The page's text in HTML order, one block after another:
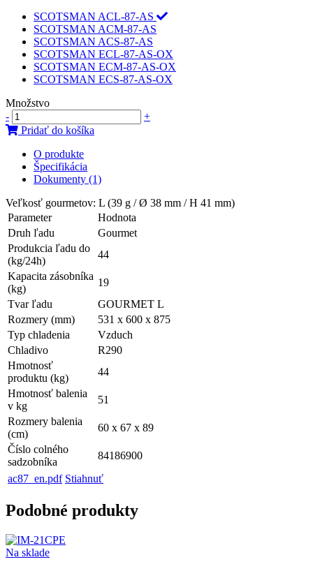
SCOTSMAN ACL-87-AS
SCOTSMAN ACM-87-AS
SCOTSMAN ACS-87-AS
SCOTSMAN ECL-87-AS-OX
SCOTSMAN ECM-87-AS-OX
SCOTSMAN ECS-87-AS-OX
Množstvo
-
+
Pridať do košíka
O produkte
Špecifikácia
Dokumenty (1)
Veľkosť gourmetov: L (39 g / Ø 38 mm / H 41 mm)
Parameter
Hodnota
Druh ľadu
Gourmet
Produkcia ľadu do
(kg/24h)
44
Kapacita zásobníka
(kg)
19
Tvar ľadu
GOURMET L
Rozmery (mm)
531 x 600 x 875
Typ chladenia
Vzduch
Chladivo
R290
Hmotnosť
produktu (kg)
44
Hmotnosť balenia
v kg
51
Rozmery balenia
(cm)
60 x 67 x 89
Číslo colného
sadzobníka
84186900
ac87_en.pdf Stiahnuť
Podobné produkty
Na sklade